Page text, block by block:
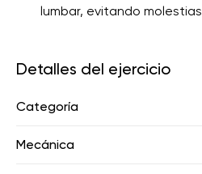
lumbar, evitando
Detalles del ejercicio
Categoría
Mecánica